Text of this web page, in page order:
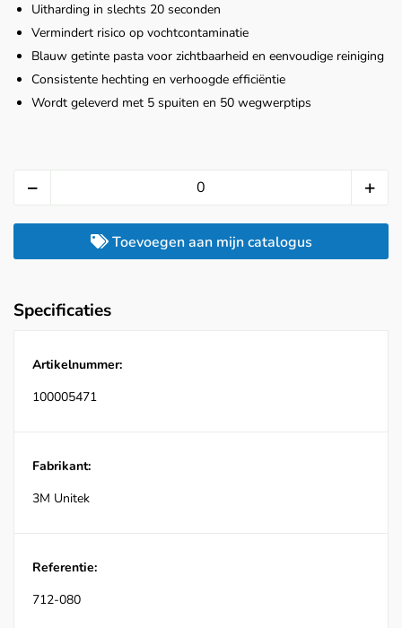
Uitharding in slechts 20 seconden
Vermindert risico op vochtcontaminatie
Blauw getinte pasta voor zichtbaarheid en eenvoudige reiniging
Consistente hechting en verhoogde efficiëntie
Wordt geleverd met 5 spuiten en 50 wegwerptips
Toevoegen aan mijn catalogus
Specificaties
Artikelnummer:
100005471
Fabrikant:
3M Unitek
Referentie:
712-080